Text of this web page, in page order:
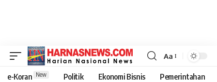
Aa
e-Koran New Politik Ekonomi Bisnis Pemerintahan